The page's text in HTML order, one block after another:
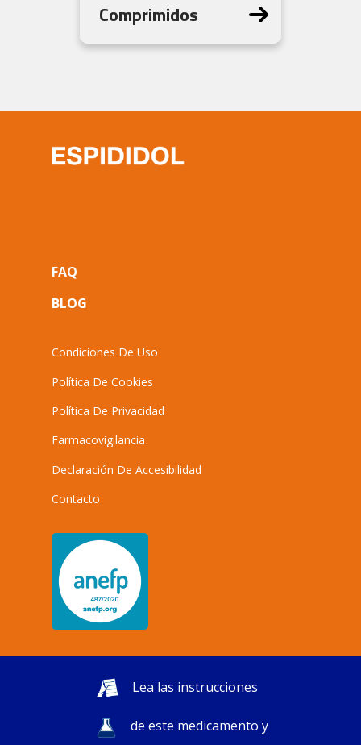
Comprimidos
Top
FAQ
BLOG
Footer
Condiciones De Uso
Política De Cookies
Política De Privacidad
Farmacovigilancia
Declaración De Accesibilidad
Contacto
Lea las instrucciones
de este medicamento y